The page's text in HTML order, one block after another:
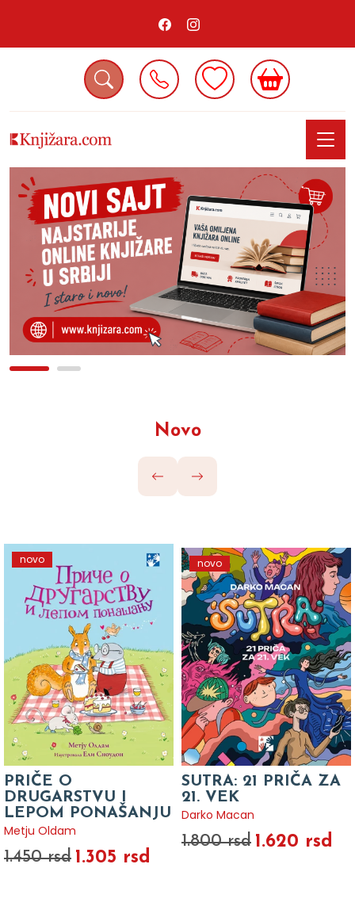
Novo
novo
PRIČE O
DRUGARSTVU I
LEPOM PONAŠANJU
Metju Oldam
1.450 rsd 1.305 rsd
novo
SUTRA: 21 PRIČA ZA
21. VEK
Darko Macan
1.800 rsd 1.620 rsd